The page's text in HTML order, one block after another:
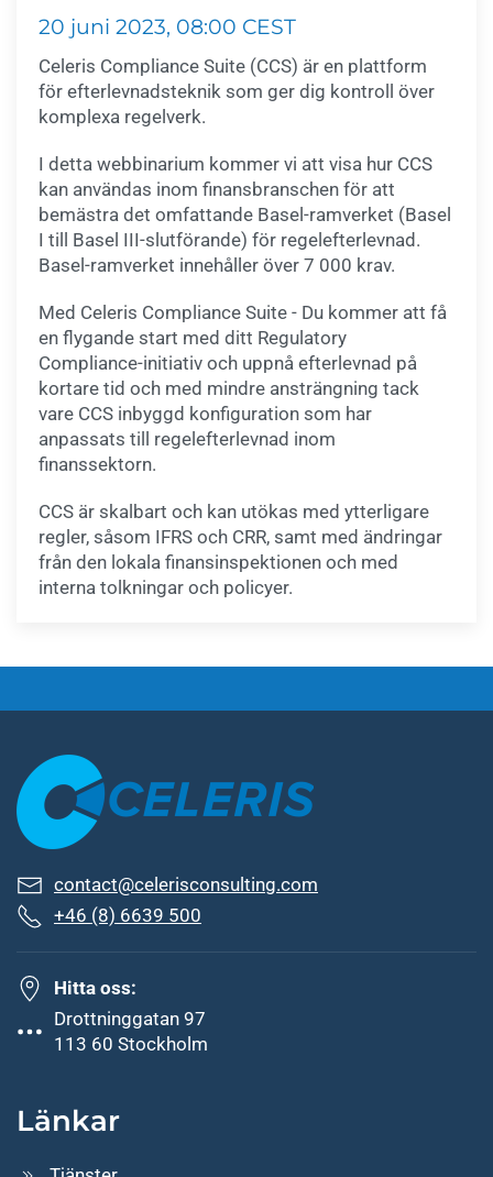
20 juni 2023, 08:00 CEST
Celeris Compliance Suite (CCS) är en plattform
för efterlevnadsteknik som ger dig kontroll över
komplexa regelverk.
I detta webbinarium kommer vi att visa hur CCS
kan användas inom finansbranschen för att
bemästra det omfattande Basel-ramverket (Basel
I till Basel III-slutförande) för regelefterlevnad.
Basel-ramverket innehåller över 7 000 krav.
Med Celeris Compliance Suite - Du kommer att få
en flygande start med ditt Regulatory
Compliance-initiativ och uppnå efterlevnad på
kortare tid och med mindre ansträngning tack
vare CCS inbyggd konfiguration som har
anpassats till regelefterlevnad inom
finanssektorn.
CCS är skalbart och kan utökas med ytterligare
regler, såsom IFRS och CRR, samt med ändringar
från den lokala finansinspektionen och med
interna tolkningar och policyer.
contact@celerisconsulting.com
+46 (8) 6639 500
Hitta oss:
Drottninggatan 97
113 60 Stockholm
Länkar